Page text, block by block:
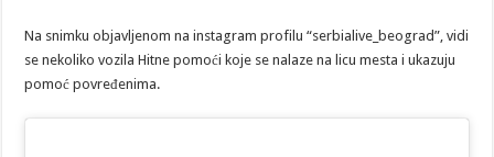
Na snimku objavljenom na instagram profilu “serbialive_beograd”, vidi
se nekoliko vozila Hitne pomoći koje se nalaze na licu mesta i ukazuju
pomoć povređenima.